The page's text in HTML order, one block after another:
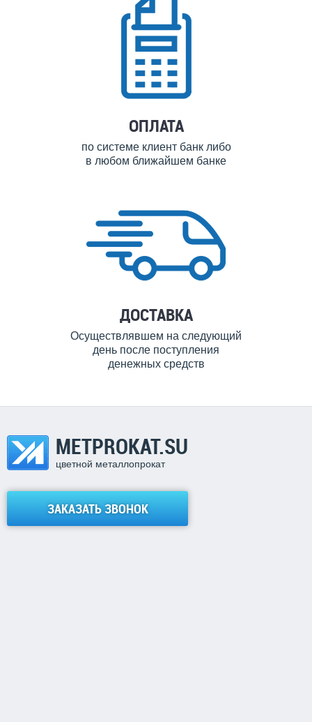
ОПЛАТА
по системе клиент банк либо
в любом ближайшем банке
ДОСТАВКА
Осуществлявшем на следующий
день после поступления
денежных средств
METPROKAT.SU
цветной металлопрокат
ЗАКАЗАТЬ ЗВОНОК